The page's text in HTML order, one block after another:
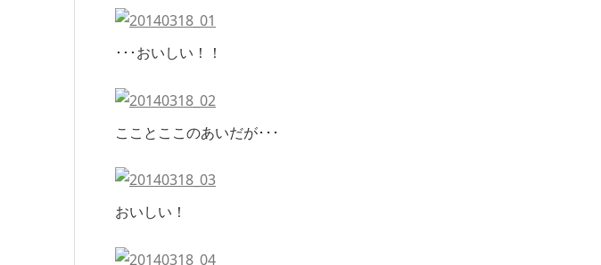
･･･おいしい！！
こことここのあいだが･･･
おいしい！